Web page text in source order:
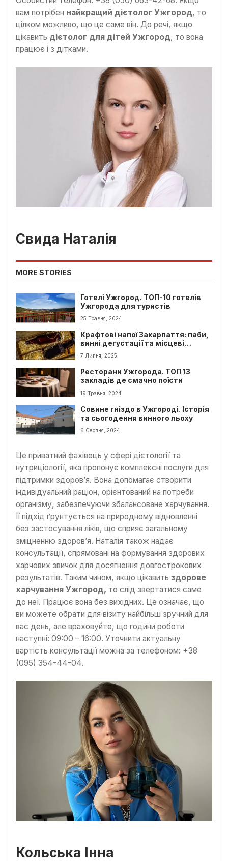
вам потрібен найкращий дієтолог Ужгород, то
цілком можливо, що це саме він. До речі, якщо
цікавить дієтолог для дітей Ужгород, то вона
працює і з дітками.
Свида Наталія
MORE STORIES
Готелі Ужгород. ТОП-10 готелів
Ужгорода для туристів
25 Травня, 2024
Крафтові напої Закарпаття: паби,
винні дегустації та місцеві
виробники
7 Липня, 2025
Ресторани Ужгорода. ТОП 13
закладів де смачно поїсти
19 Травня, 2024
Совине гніздо в Ужгороді. Історія
та сьогодення винного льоху
6 Серпня, 2024
Це приватний фахівець у сфері дієтології та
нутриціології, яка пропонує комплексні послуги для
підтримки здоров’я. Вона допомагає створити
індивідуальний раціон, орієнтований на потреби
організму, забезпечуючи збалансоване харчування.
Її підхід ґрунтується на природному відновленні
без застосування ліків, що сприяє загальному
зміцненню здоров’я. Наталія також надає
консультації, спрямовані на формування здорових
харчових звичок для досягнення довгострокових
результатів. Таким чином, якщо цікавить здорове
харчування Ужгород, то слід звертатися саме
до неї. Працює вона без вихідних. Це означає, що
ви можете обрати для візиту найбільш зручний для
вас день, але враховуйте, що години роботи
наступні: 09:00 – 16:00. Уточнити актуальну
вартість консультації можна за телефоном: +38
(095) 354-44-04.
Кольська Інна